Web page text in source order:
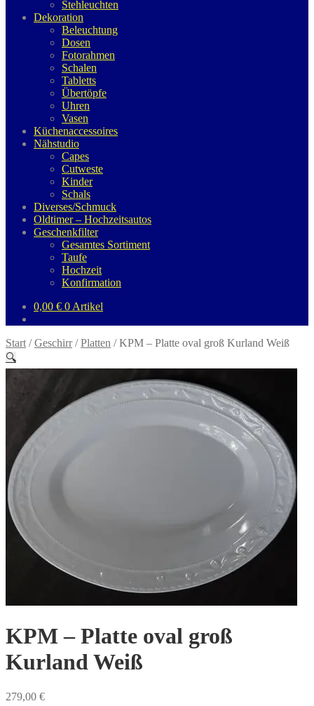
Stehleuchten
Dekoration
Beleuchtung
Dosen
Fotorahmen
Schalen
Tabletts
Übertöpfe
Uhren
Vasen
Küchenaccessoires
Nähstudio
Capes
Cutweste
Kinder
Schals
Diverses/Schmuck
Oldtimer – Hochzeitsautos
Geschenkfilter
Gesamtes Sortiment
Taufe
Hochzeit
Konfirmation
0,00 € 0 Artikel
Start /Geschirr/Platten /KPM – Platte oval groß Kurland Weiß
🔍
KPM – Platte oval groß
Kurland Weiß
279,00 €